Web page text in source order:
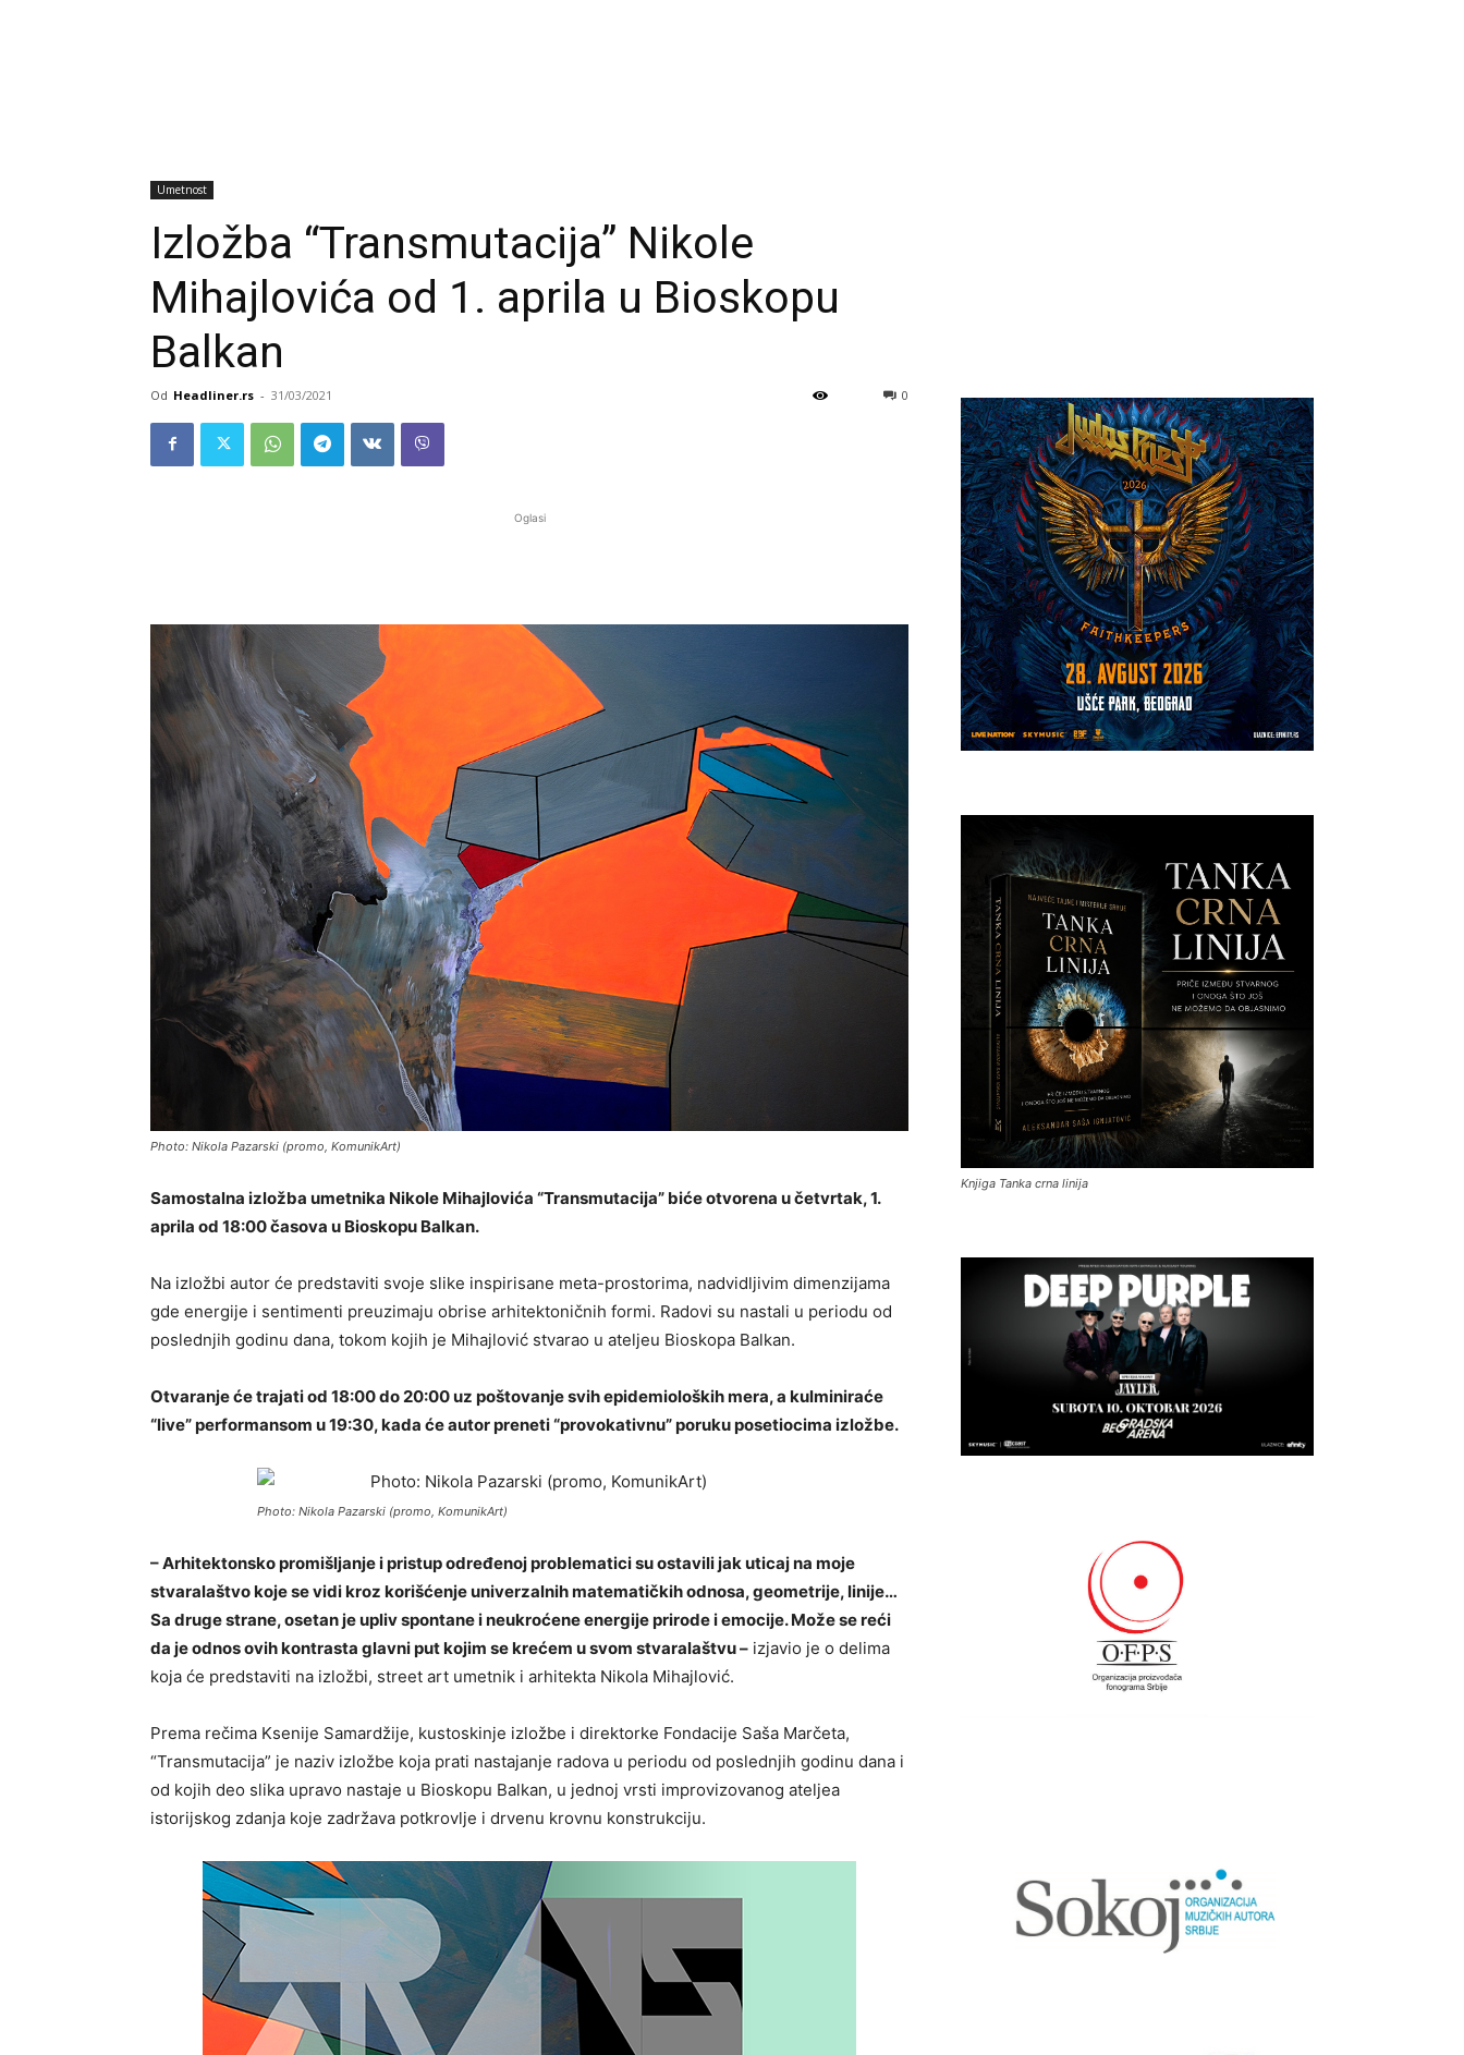
Umetnost
Izložba “Transmutacija” Nikole
Mihajlovića od 1. aprila u Bioskopu
Balkan
Od Headliner.rs - 31/03/2021 0
Oglasi
Photo: Nikola Pazarski (promo, KomunikArt)
Samostalna izložba umetnika Nikole Mihajlovića “Transmutacija” biće otvorena u četvrtak, 1.
aprila od 18:00 časova u Bioskopu Balkan.
Na izložbi autor će predstaviti svoje slike inspirisane meta-prostorima, nadvidljivim dimenzijama
gde energije i sentimenti preuzimaju obrise arhitektoničnih formi. Radovi su nastali u periodu od
poslednjih godinu dana, tokom kojih je Mihajlović stvarao u ateljeu Bioskopa Balkan.
Otvaranje će trajati od 18:00 do 20:00 uz poštovanje svih epidemioloških mera, a kulminiraće
“live” performansom u 19:30, kada će autor preneti “provokativnu” poruku posetiocima izložbe.
Photo: Nikola Pazarski (promo, KomunikArt)
– Arhitektonsko promišljanje i pristup određenoj problematici su ostavili jak uticaj na moje
stvaralaštvo koje se vidi kroz korišćenje univerzalnih matematičkih odnosa, geometrije, linije…
Sa druge strane, osetan je upliv spontane i neukroćene energije prirode i emocije. Može se reći
da je odnos ovih kontrasta glavni put kojim se krećem u svom stvaralaštvu – izjavio je o delima
koja će predstaviti na izložbi, street art umetnik i arhitekta Nikola Mihajlović.
Prema rečima Ksenije Samardžije, kustoskinje izložbe i direktorke Fondacije Saša Marčeta,
“Transmutacija” je naziv izložbe koja prati nastajanje radova u periodu od poslednjih godinu dana i
od kojih deo slika upravo nastaje u Bioskopu Balkan, u jednoj vrsti improvizovanog ateljea
istorijskog zdanja koje zadržava potkrovlje i drvenu krovnu konstrukciju.
Knjiga Tanka crna linija